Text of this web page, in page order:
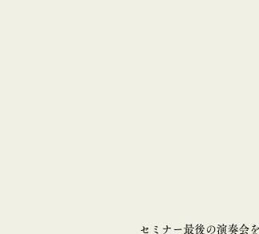
セミナー最後の演奏会